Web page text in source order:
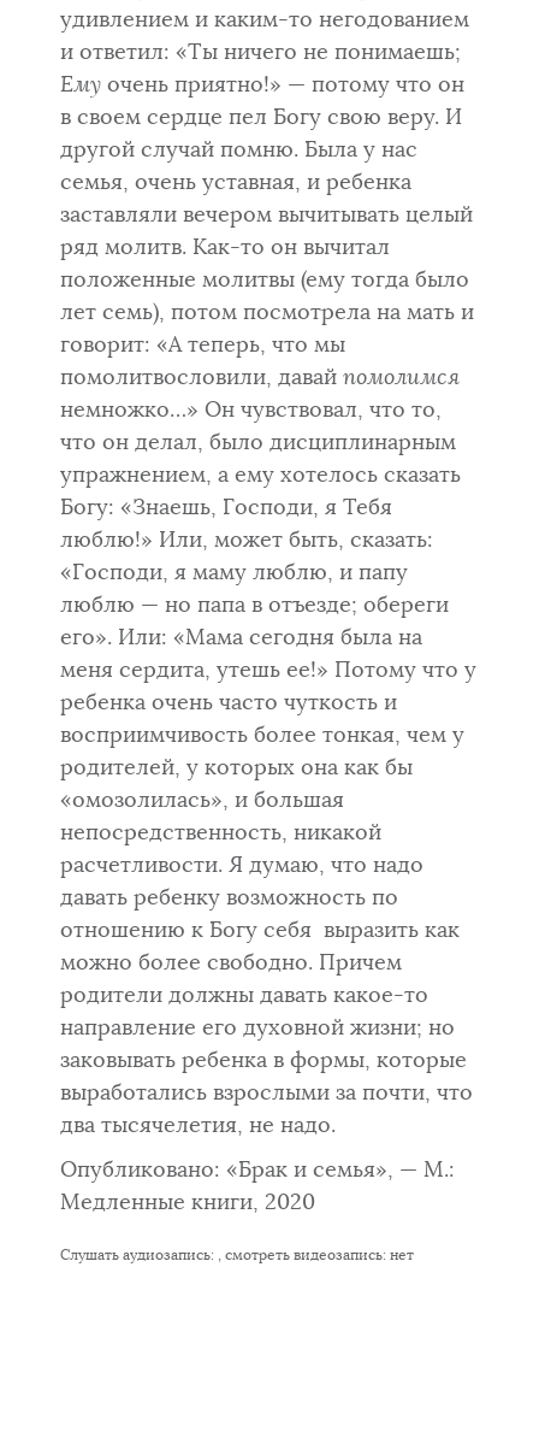
удивлением и каким-то негодованием
и ответил: «Ты ничего не понимаешь;
Ему очень приятно!» — потому что он
в своем сердце пел Богу свою веру. И
другой случай помню. Была у нас
семья, очень уставная, и ребенка
заставляли вечером вычитывать целый
ряд молитв. Как-то он вычитал
положенные молитвы (ему тогда было
лет семь), потом посмотрела на мать и
говорит: «А теперь, что мы
помолитвословили, давай помолимся
немножко…» Он чувствовал, что то,
что он делал, было дисциплинарным
упражнением, а ему хотелось сказать
Богу: «Знаешь, Господи, я Тебя
люблю!» Или, может быть, сказать:
«Господи, я маму люблю, и папу
люблю — но папа в отъезде; обереги
его». Или: «Мама сегодня была на
меня сердита, утешь ее!» Потому что у
ребенка очень часто чуткость и
восприимчивость более тонкая, чем у
родителей, у которых она как бы
«омозолилась», и большая
непосредственность, никакой
расчетливости. Я думаю, что надо
давать ребенку возможность по
отношению к Богу себя выразить как
можно более свободно. Причем
родители должны давать какое-то
направление его духовной жизни; но
заковывать ребенка в формы, которые
выработались взрослыми за почти, что
два тысячелетия, не надо.
Опубликовано: «Брак и семья», — М.:
Медленные книги, 2020
Слушать аудиозапись: , смотреть видеозапись: нет